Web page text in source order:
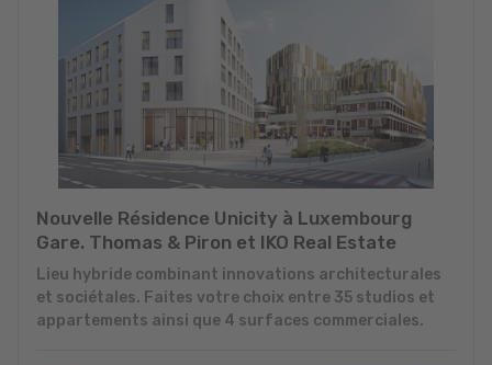
Nouvelle Résidence Unicity à Luxembourg
Gare. Thomas & Piron et IKO Real Estate
Lieu hybride combinant innovations architecturales
et sociétales. Faites votre choix entre 35 studios et
appartements ainsi que 4 surfaces commerciales.